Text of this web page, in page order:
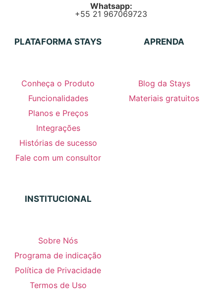
Whatsapp:
+55 21 967069723
PLATAFORMA STAYS
Conheça o Produto
Funcionalidades
Planos e Preços
Integrações
Histórias de sucesso
Fale com um consultor
APRENDA
Blog da Stays
Materiais gratuitos
INSTITUCIONAL
Sobre Nós
Programa de indicação
Política de Privacidade
Termos de Uso